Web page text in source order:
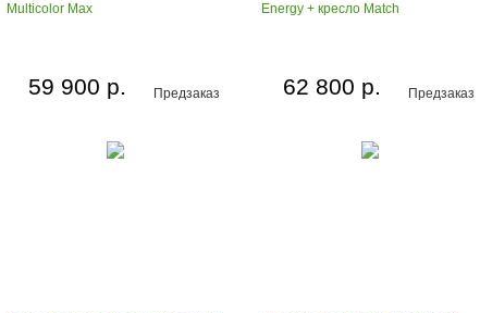
Multicolor Max
Предзаказ
59 900 р.
Energy + кресло Match
Предзаказ
62 800 р.